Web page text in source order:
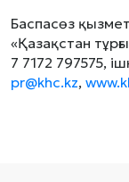
Баспасөз
«Қазақстан
7 7172 797575,
pr@khc.kz,